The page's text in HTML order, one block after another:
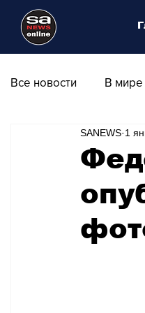
Все новости В мире
Общество
Транспорт
SANEWS 1